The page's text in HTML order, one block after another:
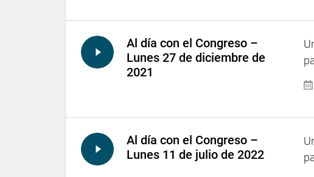
Al día con el Congreso –
Lunes 27 de diciembre de
2021
Al día con el Congreso –
Lunes 11 de julio de 2022